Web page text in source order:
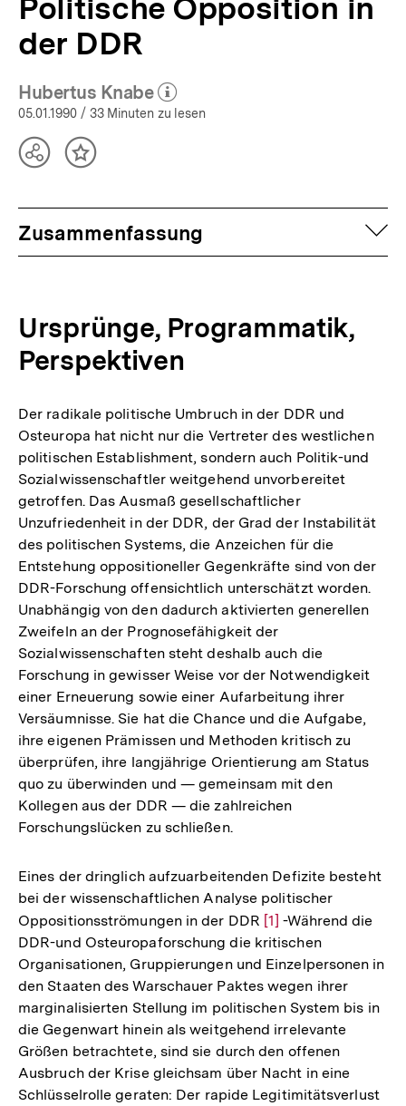
Politische Opposition in
der DDR
Hubertus Knabe
(Mehr zum Autor)
öffnen
05.01.1990 / 33 Minuten zu lesen
TeilenInhalt
Zusammenfassung
Ursprünge, Programmatik,
Perspektiven
Der radikale politische Umbruch in der DDR und
Osteuropa hat nicht nur die Vertreter des westlichen
politischen Establishment, sondern auch Politik-und
Sozialwissenschaftler weitgehend unvorbereitet
getroffen. Das Ausmaß gesellschaftlicher
Unzufriedenheit in der DDR, der Grad der Instabilität
des politischen Systems, die Anzeichen für die
Entstehung oppositioneller Gegenkräfte sind von der
DDR-Forschung offensichtlich unterschätzt worden.
Unabhängig von den dadurch aktivierten generellen
Zweifeln an der Prognosefähigkeit der
Sozialwissenschaften steht deshalb auch die
Forschung in gewisser Weise vor der Notwendigkeit
einer Erneuerung sowie einer Aufarbeitung ihrer
Versäumnisse. Sie hat die Chance und die Aufgabe,
ihre eigenen Prämissen und Methoden kritisch zu
überprüfen, ihre langjährige Orientierung am Status
quo zu überwinden und — gemeinsam mit den
Kollegen aus der DDR — die zahlreichen
Forschungslücken zu schließen.
Eines der dringlich aufzuarbeitenden Defizite besteht
bei der wissenschaftlichen Analyse politischer
Oppositionsströmungen in der DDR Zur
Auflösung
der
Fußnote
[1] -Während die
DDR-und Osteuropaforschung die kritischen
Organisationen, Gruppierungen und Einzelpersonen in
den Staaten des Warschauer Paktes wegen ihrer
marginalisierten Stellung im politischen System bis in
die Gegenwart hinein als weitgehend irrelevante
Größen betrachtete, sind sie durch den offenen
Ausbruch der Krise gleichsam über Nacht in eine
Schlüsselrolle geraten: Der rapide Legitimitätsverlust